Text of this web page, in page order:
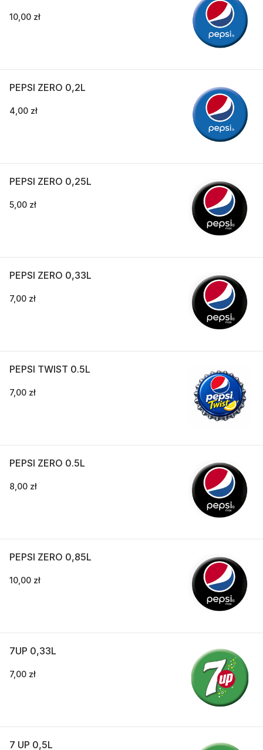
10,00 zł
PEPSI ZERO 0,2L
4,00 zł
PEPSI ZERO 0,25L
5,00 zł
PEPSI ZERO 0,33L
7,00 zł
PEPSI TWIST 0.5L
7,00 zł
PEPSI ZERO 0.5L
8,00 zł
PEPSI ZERO 0,85L
10,00 zł
7UP 0,33L
7,00 zł
7 UP 0,5L